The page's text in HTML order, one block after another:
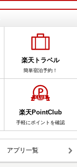
楽天トラベル
簡単宿泊予約！
楽天PointClub
手軽にポイントを確認
アプリ一覧